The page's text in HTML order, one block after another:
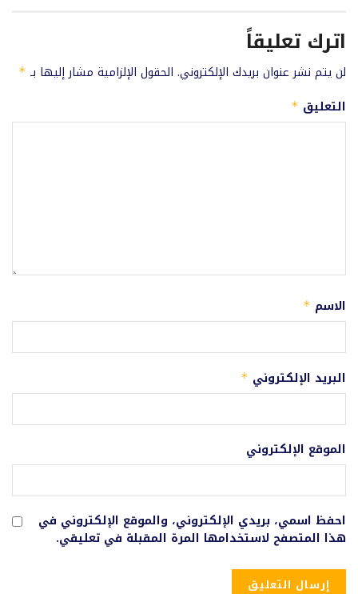
اترك تعليقاً
لن يتم نشر عنوان بريدك الإلكتروني. الحقول الإلزامية مشار إليها بـ *
التعليق *
الاسم *
البريد الإلكتروني *
الموقع الإلكتروني
احفظ اسمي، بريدي الإلكتروني، والموقع الإلكتروني في
هذا المتصفح لاستخدامها المرة المقبلة في تعليقي.